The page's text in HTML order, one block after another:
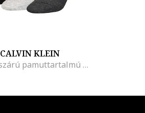
CALVIN KLEIN
Hosszú szárú pamuttartalmú zokni szett - 3 pár